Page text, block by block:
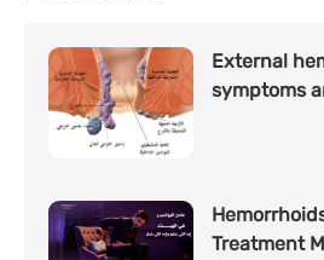
External
symptoms
Treatment